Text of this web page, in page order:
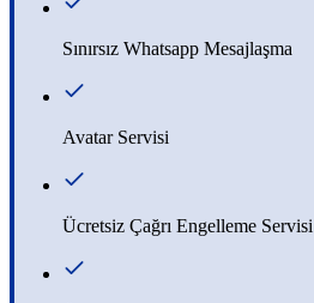
Sınırsız Whatsapp Mesajlaşma
Avatar Servisi
Ücretsiz Çağrı Engelleme Servisi